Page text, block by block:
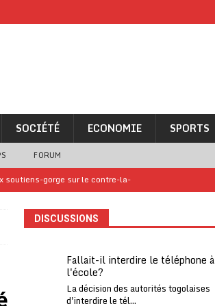
SOCIÉTÉ ECONOMIE SPORTS
FORUM
soutiens-gorge sur le contre-la-
A LA UNE
avait envoyé à un proche
DISCUSSIONS
Fallait-il interdire le téléphone à
l'école?
La décision des autorités togolaises
d'interdire le tél...